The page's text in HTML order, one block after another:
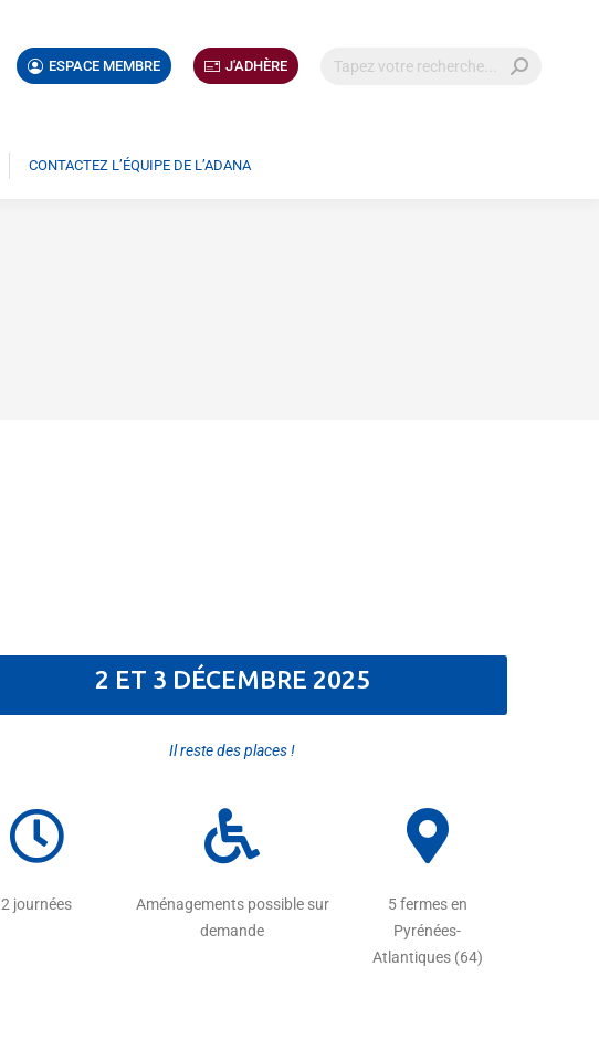
ESPACE MEMBRE J'ADHÈRE
CONTACTEZ L’ÉQUIPE DE L’ADANA
2 ET 3 DÉCEMBRE 2025
Il reste des places !
2 journées
Aménagements possible sur
demande
5 fermes en
Pyrénées-
Atlantiques (64)